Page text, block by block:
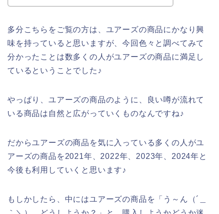
多分こちらをご覧の方は、ユアーズの商品にかなり興
味を持っていると思いますが、今回色々と調べてみて
分かったことは数多くの人がユアーズの商品に満足し
ているということでした♪
やっぱり、ユアーズの商品のように、良い噂が流れて
いる商品は自然と広がっていくものなんですね♪
だからユアーズの商品を気に入っている多くの人がユ
アーズの商品を2021年、2022年、2023年、2024年と
今後も利用していくと思います♪
もしかしたら、中にはユアーズの商品を「う～ん（´＿